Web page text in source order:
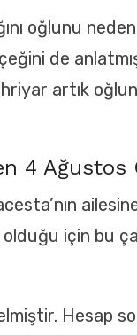
oğlunu
de
artık
4 Ağustos
için bu
Hesap